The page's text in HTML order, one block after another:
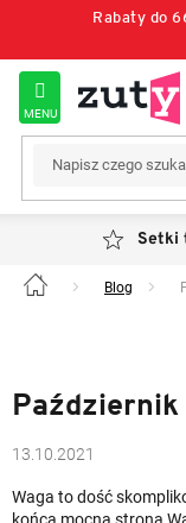
Rabaty do
Setki
Home Blog
Październik
13.10.2021
Waga to dość